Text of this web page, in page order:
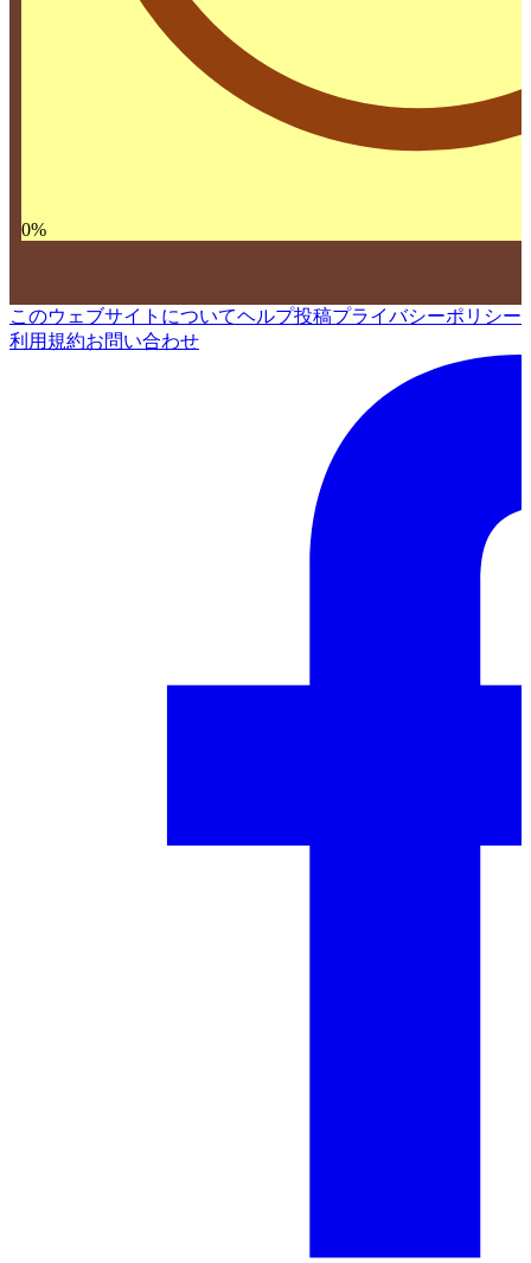
0%
このウェブサイトについてヘルプ投稿プライバシーポリシー
利用規約お問い合わせ